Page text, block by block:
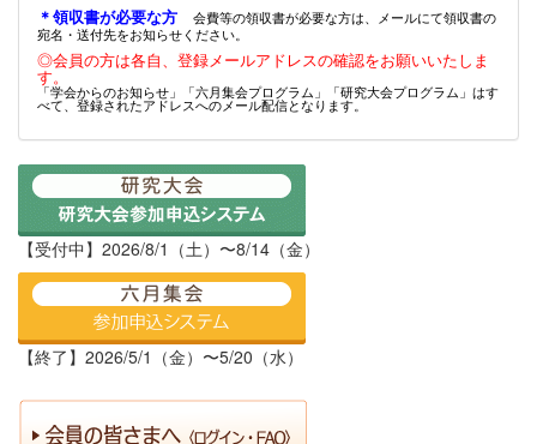
＊領収書が必要な方
会費等の領収書が必要な方は、メールにて領収書の
宛名・送付先をお知らせください。
◎会員の方は各自、登録メールアドレスの確認をお願いいたしま
す。
「学会からのお知らせ」「六月集会プログラム」「研究大会プログラム」はす
べて、登録されたアドレスへのメール配信となります。
【受付中】2026/8/1（土）〜8/14（金）
【終了】2026/5/1（金）〜5/20（水）